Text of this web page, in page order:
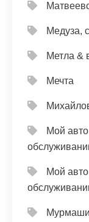
Медуза,
Метла &
Мечта
Мой
Мой